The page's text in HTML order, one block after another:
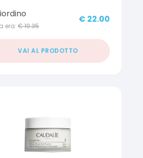
era: €19.35
€ 22.00
VAI AL PRODOTTO